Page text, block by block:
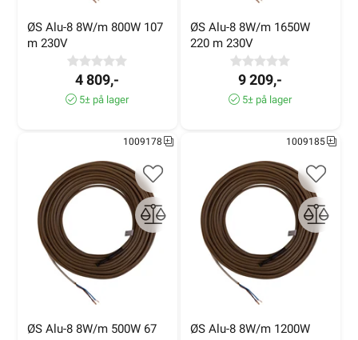
ØS Alu-8 8W/m 800W 107
m 230V
4 809,-
5± på lager
ØS Alu-8 8W/m 1650W
220 m 230V
9 209,-
5± på lager
ØS Alu-8 8W/m 500W 67
1009178
ØS Alu-8 8W/m 1200W
1009185